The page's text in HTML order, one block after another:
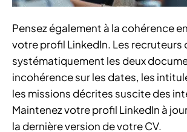
Pensez également à la cohérence
votre profil LinkedIn. Les recruteurs
systématiquement les deux
incohérence sur les dates, les
les missions décrites suscite des
Maintenez votre profil LinkedIn à
la dernière version de votre CV.